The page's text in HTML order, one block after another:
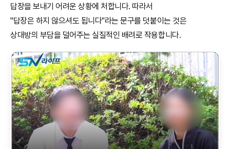
답장을 보내기 어려운 상황에 처합니다. 따라서
"답장은 하지 않으셔도 됩니다"라는 문구를 덧붙이는 것은
상대방의 부담을 덜어주는 실질적인 배려로 작용합니다.